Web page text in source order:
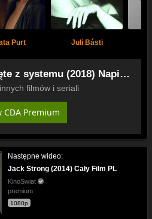
Purt Juli Básti
z systemu (2018) Napisy
filmów i seriali
CDA Premium
Następne wideo:
Jack Strong (2014) Cały Film PL
KinoSwiat
premium
1080p